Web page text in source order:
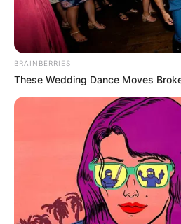
Venezolana
busca a seis
desaparecidos tras
COMPARTIR
ALERTA BOGOTÁ EN
TEMAS RELACIONADOS
BRAINBERRIES
These Wedding Dance Moves